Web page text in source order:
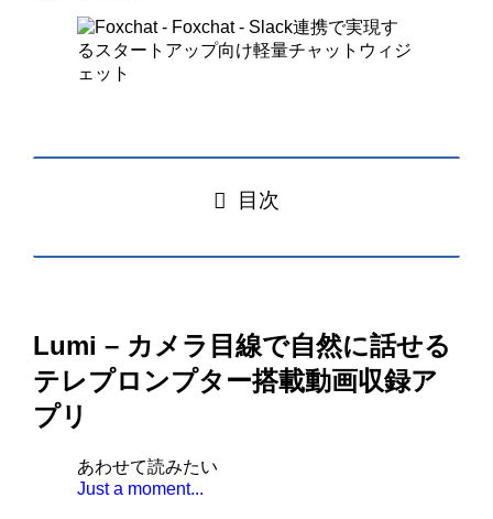
目次
Lumi – カメラ目線で自然に話せる
テレプロンプター搭載動画収録ア
プリ
あわせて読みたい
Just a moment...